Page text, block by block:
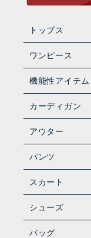
トップス
ワンピース
機能性アイテム
カーディガン
アウター
パンツ
スカート
シューズ
バッグ